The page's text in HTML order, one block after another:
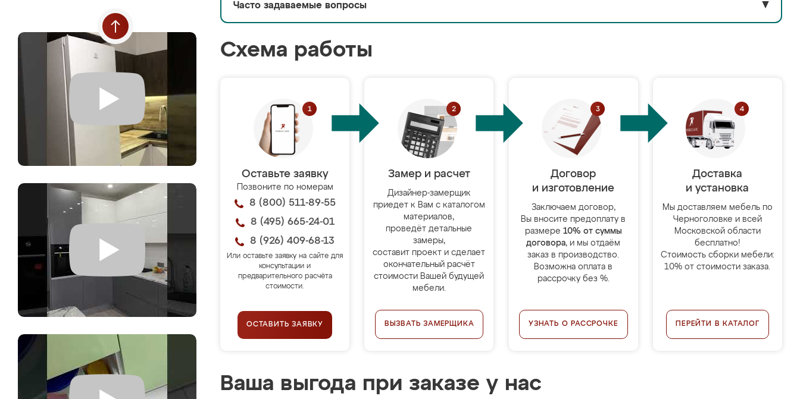
Часто задаваемые вопросы ▼
Схема работы
Оставьте заявку
Позвоните по номерам
8 (800) 511-89-55
8 (495) 665-24-01
8 (926) 409-68-13
Или оставьте заявку на сайте для
консультации и
предварительного расчёта
стоимости.
ОСТАВИТЬ ЗАЯВКУ
Замер и расчет
Дизайнер-замерщик
приедет к Вам с каталогом
материалов,
проведёт детальные
замеры,
составит проект и сделает
окончательный расчёт
стоимости Вашей будущей
мебели.
ВЫЗВАТЬ ЗАМЕРЩИКА
Договор
и изготовление
Заключаем договор,
Вы вносите предоплату в
размере 10% от суммы
договора, и мы отдаём
заказ в производство.
Возможна оплата в
рассрочку без %.
УЗНАТЬ О РАССРОЧКЕ
Доставка
и установка
Мы доставляем мебель по
Черноголовке и всей
Московской области
бесплатно!
Стоимость сборки мебели:
10% от стоимости заказа.
ПЕРЕЙТИ В КАТАЛОГ
Ваша выгода при заказе у нас